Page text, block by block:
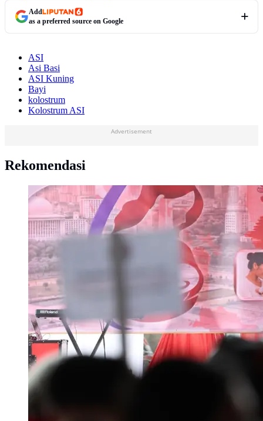
Add
as a preferred source on Google
ASI
Asi Basi
ASI Kuning
Bayi
kolostrum
Kolostrum ASI
Advertisement
Rekomendasi